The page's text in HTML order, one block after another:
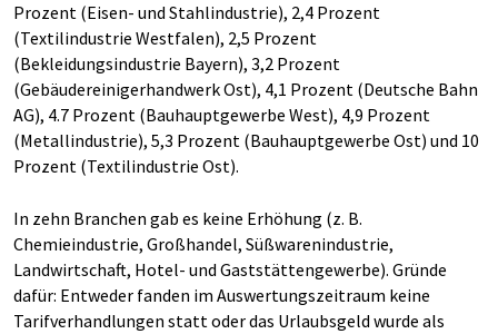
Prozent (Eisen- und Stahlindustrie), 2,4 Prozent
(Textilindustrie Westfalen), 2,5 Prozent
(Bekleidungsindustrie Bayern), 3,2 Prozent
(Gebäudereinigerhandwerk Ost), 4,1 Prozent (Deutsche Bahn
AG), 4.7 Prozent (Bauhauptgewerbe West), 4,9 Prozent
(Metallindustrie), 5,3 Prozent (Bauhauptgewerbe Ost) und 10
Prozent (Textilindustrie Ost).
In zehn Branchen gab es keine Erhöhung (z. B.
Chemieindustrie, Großhandel, Süßwarenindustrie,
Landwirtschaft, Hotel- und Gaststättengewerbe). Gründe
dafür: Entweder fanden im Auswertungszeitraum keine
Tarifverhandlungen statt oder das Urlaubsgeld wurde als